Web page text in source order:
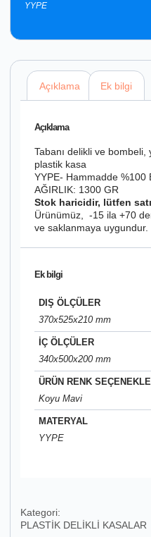
YYPE
Açıklama Ek bilgi
Açıklama
Tabanı delikli ve bombeli,
plastik kasa
YYPE- Hammadde %100
AĞIRLIK: 1300 GR
Stok haricidir, lütfen
Ürünümüz, -15 ila +70
ve saklanmaya uygundur.
Ek bilgi
DIŞ ÖLÇÜLER
370x525x210 mm
İÇ ÖLÇÜLER
340x500x200 mm
ÜRÜN RENK
Koyu Mavi
MATERYAL
YYPE
Kategori:
PLASTİK DELİKLİ KASALAR